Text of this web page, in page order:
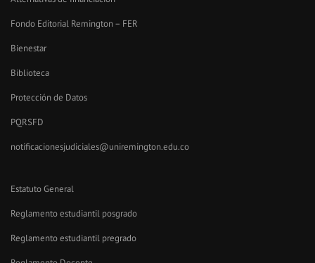
Fondo Editorial Remington – FER
Bienestar
Biblioteca
Protección de Datos
PQRSFD
notificacionesjudiciales@uniremington.edu.co
Estatuto General
Reglamento estudiantil posgrado
Reglamento estudiantil pregrado